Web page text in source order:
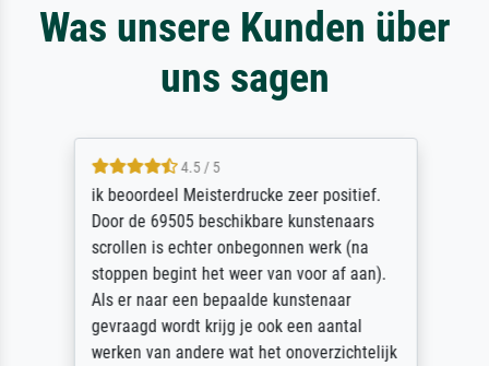
Was unsere Kunden über
uns sagen
4.5 / 5
ik beoordeel Meisterdrucke zeer positief.
Door de 69505 beschikbare kunstenaars
scrollen is echter onbegonnen werk (na
stoppen begint het weer van voor af aan).
Als er naar een bepaalde kunstenaar
gevraagd wordt krijg je ook een aantal
werken van andere wat het onoverzichtelijk